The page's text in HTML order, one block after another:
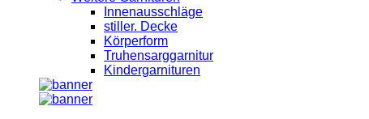
Innenausschläge
stiller. Decke
Körperform
Truhensarggarnitur
Kindergarnituren